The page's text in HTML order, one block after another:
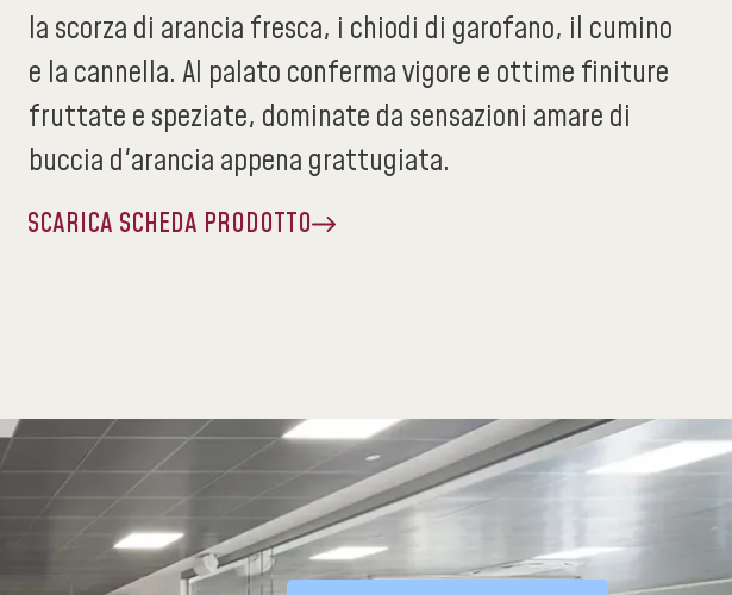
la scorza di arancia fresca, i chiodi di garofano, il cumino
e la cannella. Al palato conferma vigore e ottime finiture
fruttate e speziate, dominate da sensazioni amare di
buccia d'arancia appena grattugiata.
SCARICA SCHEDA PRODOTTO